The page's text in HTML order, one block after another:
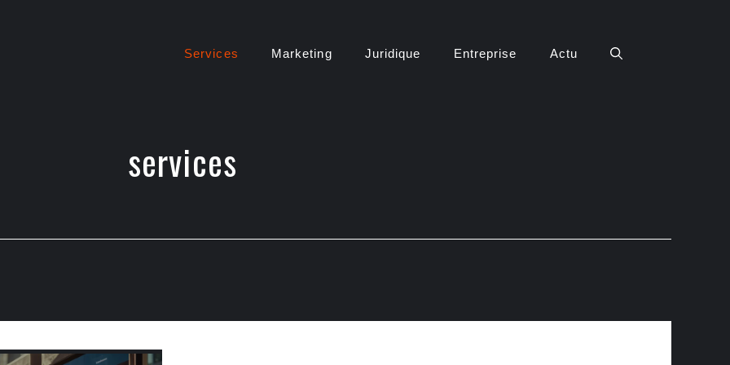
Services Marketing Juridique Entreprise Actu
services